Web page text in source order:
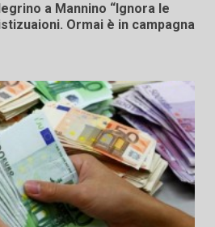
a Mannino “Ignora le
Ormai è in campagna